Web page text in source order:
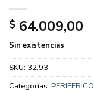
$ 64.009,00
Sin existencias
SKU: 32.93
Categorías: